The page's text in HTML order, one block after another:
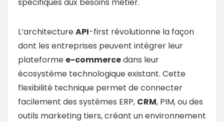
L’architectureAPI-first révolutionne la façon
dont les entreprises peuvent intégrer leur
plateforme e-commercedans leur
écosystème technologique existant. Cette
flexibilité technique permet de connecter
facilement des systèmes ERP, CRM, PIM, ou des
outils marketing tiers, créant un environnement